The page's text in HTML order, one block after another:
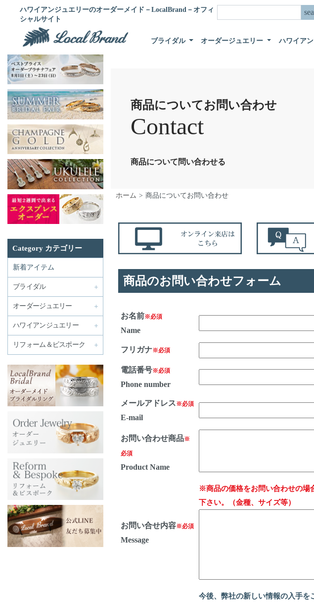
ハワイアンジュエリーのオーダーメイド－LocalBrand－オフィ
シャルサイト
ブライダル オーダージュエリー ハワイア
Category カテゴリー
新着アイテム
ブライダル
オーダージュエリー
ハワイアンジュエリー
リフォーム＆ビスポーク
商品についてお問い合わせ
Contact
商品について問い合わせる
ホーム 商品についてお問い合わせ
商品のお問い合わせフォーム
お名前※必須
Name
フリガナ※必須
電話番号※必須
Phone number
メールアドレス※必須
E-mail
お問い合わせ商品※
必須
Product Name
お問い合せ内容※必須
Message
※商品の価格をお問い合わせの場
下さい。（金種、サイズ等）
今後、弊社の新しい情報の入手を